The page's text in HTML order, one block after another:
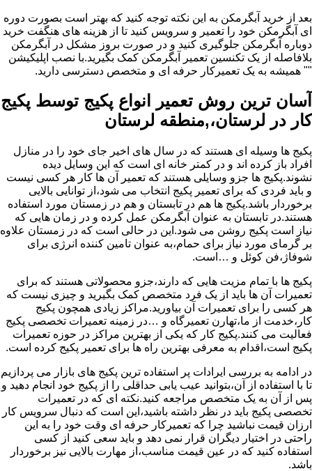
بعد از خرید آبگرمکن به این نکته توجه کنید که بهتر است بصورت دوره
ای آبگرمکن خود را تعمیر و سرویس کنید تا از هزینه های هنگفت خرید
دوباره آبگرمکن جلوگیری کنید و در صورت بروز مشکل در آبگرمکن
بلافاصله از یک تکنسین تعمیر آبگرمکن کمک بگیرید.با نصب اپلیکیشن
"" همیشه به یک تعمیرکار حرفه ای و متخصص دسترسی دارید.
آسان ترین روش تعمیر انواع پکیج توسط پکیج
کار در لرستان،,منطقه لرستان
پکیج ها وسیله ای هستند که در سال های اخیر جای خود را در منازل
افراد باز کرده اند و در کمتر خانه ای است که این وسایل دیده
نشوند.پکیج ها جزو وسایلی هستند که تعمیر آن ها کار هر کسی نیست
و باید فردی که برای تعمیر پکیج انتخاب می شود،از توانایی بالایی
برخوردار باشد.پکیج ها هم در تابستان و هم در زمستان مورد استفاده
هستند.در تابستان به عنوان آبگرمکن عمل کرده و در زمان هایی که
نیاز است پکیج روشن می شود.این در حالی است که در زمستان علاوه
بر گرمای مورد نیاز برای حمام،به عنوان تامین کننده انرژی برای
شوفاژ،فن کوئل و …است.
پکیج ها با تمام مزیت هایی که دارند،جزو محصولاتی هستند که برای
تعمیرات آن ها باید از یک فرد متخصص کمک بگیرید و چیزی نیست که
هر کسی را برای تعمیرات آن بیاورید.مراکز زیادی همچون پکیج
کار،خدمت از ما،تهارن تعمیرگاه و …در زمینه تعمیرات تخصصی پکیج
فعالیت می کنند.پکیج کار که یکی از بهترین مراکز در حوزه تعمیرات
پکیج است،اقدام به معرفی بهترین راه ها برای تعمیر پکیج کرده است.
در ادامه به بررسی ایرادات پر استفاده ترین پکیج های بازار می پردازیم
تا با استفاده از آن،بتوانید عیب یابی حداقلی را از پکیج خود انجام دهید و
پس از آن به یک متخصص مراجعه کنید.نکته ای که در تعمیرات
تخصصی پکیج باید در نظر داشته باشید،این است که دنبال سرویس کار
ارزان قیمت نباشید چرا که تعمیرکار حرفه ای وقت خود را به این
راحتی در اختیار دیگران قرار نمی دهد و باید سعی کنید از کسی
استفاده کنید که در عین قیمت مناسب،از مهارت بالایی نیز برخوردار
باشد.